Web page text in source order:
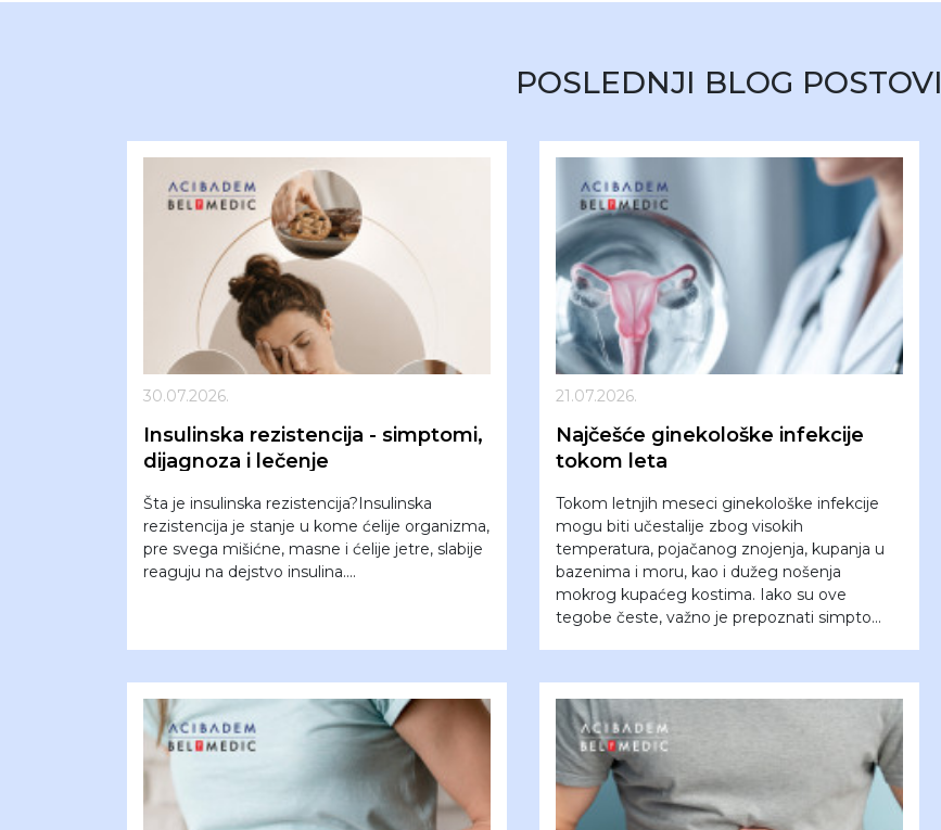
POSLEDNJI BLOG POSTOVI
30.07.2026.
Insulinska rezistencija - simptomi,
dijagnoza i lečenje
Šta je insulinska rezistencija?Insulinska
rezistencija je stanje u kome ćelije organizma,
pre svega mišićne, masne i ćelije jetre, slabije
reaguju na dejstvo insulina....
21.07.2026.
Najčešće ginekološke infekcije
tokom leta
Tokom letnjih meseci ginekološke infekcije
mogu biti učestalije zbog visokih
temperatura, pojačanog znojenja, kupanja u
bazenima i moru, kao i dužeg nošenja
mokrog kupaćeg kostima. Iako su ove
tegobe česte, važno je prepoznati simpto...